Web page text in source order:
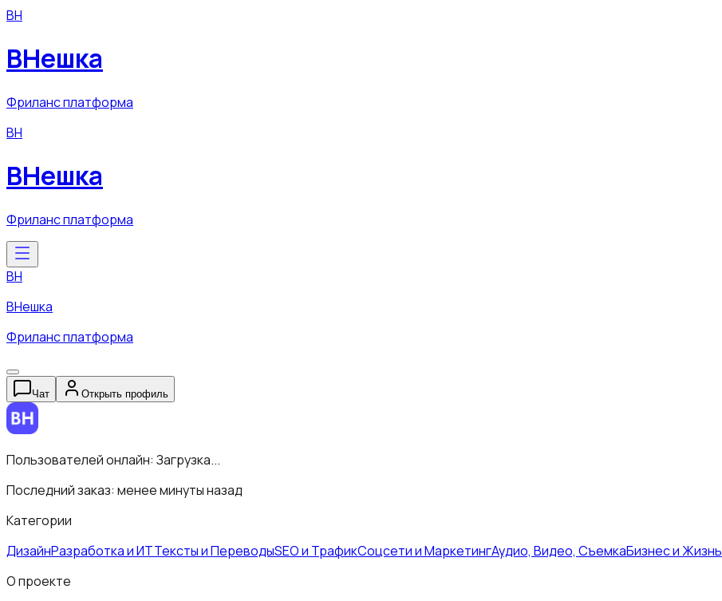
ВН
ВНешка
Фриланс платформа
ВН
ВНешка
Фриланс платформа
ВН
ВНешка
Фриланс платформа
Чат Открыть профиль
Пользователей онлайн: Загрузка...
Последний заказ: менее минуты назад
Категории
ДизайнРазработка и ИТТексты и ПереводыSEO и ТрафикСоцсети и МаркетингАудио, Видео, СъемкаБизнес и Жизнь
О проекте